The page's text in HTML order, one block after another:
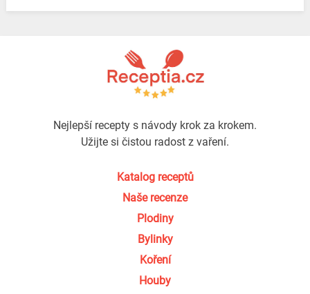
Nejlepší recepty s návody krok za krokem.
Užijte si čistou radost z vaření.
Katalog receptů
Naše recenze
Plodiny
Bylinky
Koření
Houby